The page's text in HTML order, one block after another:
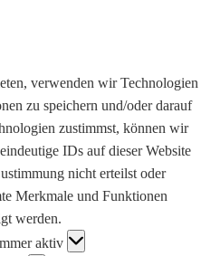
verwenden wir Technologien
zu speichern und/oder darauf
zustimmst, können wir
IDs auf dieser Website
nicht erteilst oder
Merkmale und Funktionen
werden.
aktiv